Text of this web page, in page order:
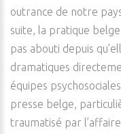
outrance de notre
suite, la pratique belge
pas abouti depuis
dramatiques
équipes
presse belge,
traumatisé par